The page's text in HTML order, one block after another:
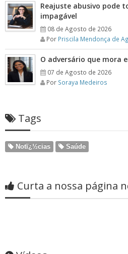
Reajuste abusivo pode
impagável
08 de Agosto de 2026
Por Priscila Mendonça de
O adversário que mora
07 de Agosto de 2026
Por Soraya Medeiros
Tags
Notï¿½cias Saúde
Curta a nossa página